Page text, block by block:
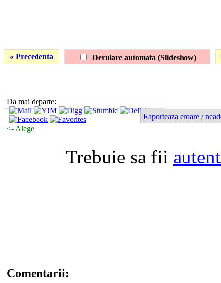
« Precedenta Derulare automata (Slideshow)
Da mai departe:
<- Alege
Raporteaza eroare /
Trebuie sa fii
Comentarii: